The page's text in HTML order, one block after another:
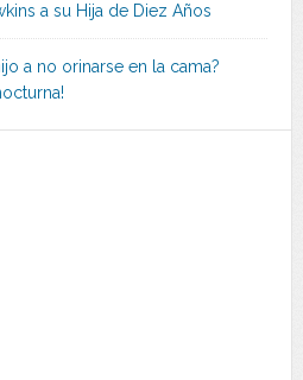
a su Hija de Diez Años
a no orinarse en la cama?